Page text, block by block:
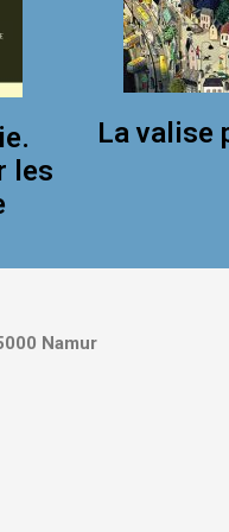
les
La valise
Namur